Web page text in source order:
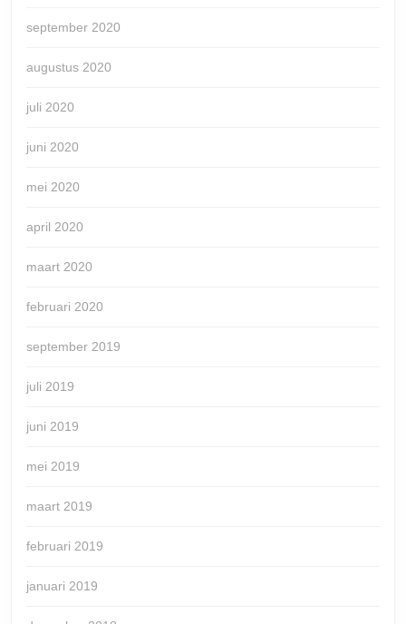
september 2020
augustus 2020
juli 2020
juni 2020
mei 2020
april 2020
maart 2020
februari 2020
september 2019
juli 2019
juni 2019
mei 2019
maart 2019
februari 2019
januari 2019